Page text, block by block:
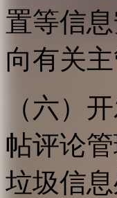
置等信
向有关主
（六）
帖评论
垃圾信